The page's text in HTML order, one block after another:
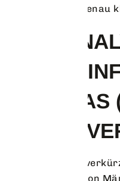
Lieber vorher genau
GAP-
ECHTE
UND
JEDER
Viele Ratgeber
Regeln: „Nicht von